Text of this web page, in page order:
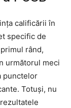
calificării în
specific de
rând,
următorul meci
punctelor
Totuși, nu